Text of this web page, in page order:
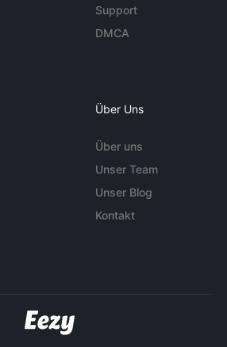
Support
DMCA
Über Uns
Über uns
Unser Team
Unser Blog
Kontakt